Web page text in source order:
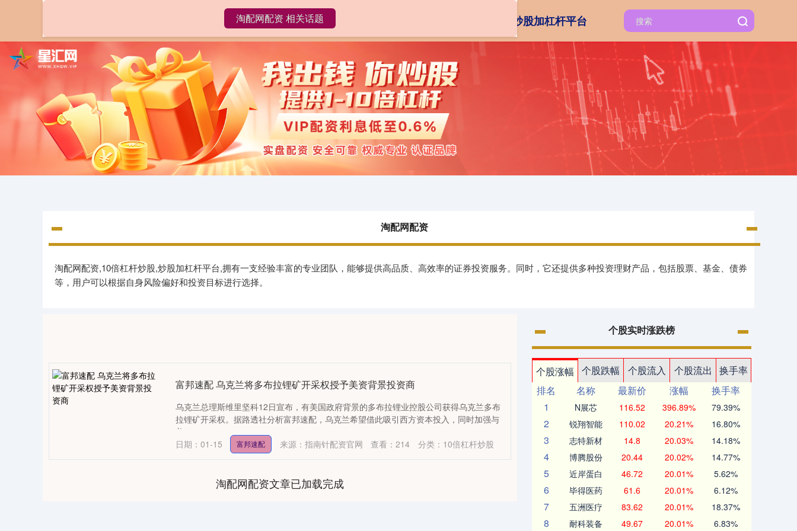
淘配网配资 炒股加杠杆平台
淘配网配资
淘配网配资,10倍杠杆炒股,炒股加杠杆平台,拥有一支经验丰富的专业团队，能够提供高品质、高效率的证券投资服务。同时，它还提供多种投资理财产品，包括股票、基金、债券
等，用户可以根据自身风险偏好和投资目标进行选择。
淘配网配资 相关话题
富邦速配 乌克兰将多布拉锂矿开采权授予美资背景投资商
乌克兰总理斯维里坚科12日宣布，有美国政府背景的多布拉锂业控股公司获得乌克兰多布
拉锂矿开采权。据路透社分析富邦速配，乌克兰希望借此吸引西方资本投入，同时加强与
美....
日期：01-15
富邦速配 来源：指南针配资官网 查看： 214 分类： 10倍杠杆炒股
淘配网配资文章已加载完成
个股实时涨跌榜
个股涨幅 个股跌幅 个股流入 个股流出
换手率
排名
名称 最新价 涨幅
换手率
1
N展芯 116.52 396.89% 79.39%
2 锐翔智能 110.02 20.21% 16.80%
3 志特新材 14.8 20.03% 14.18%
4 博腾股份 20.44 20.02% 14.77%
5 近岸蛋白 46.72 20.01% 5.62%
6 毕得医药 61.6 20.01% 6.12%
7 五洲医疗 83.62 20.01% 18.37%
8 耐科装备 49.67 20.01% 6.83%